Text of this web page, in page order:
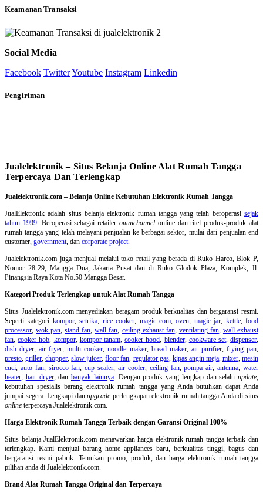
Keamanan Transaksi
Social Media
Facebook TwitterYoutube Instagram Linkedin
Pengiriman
Jualelektronik – Situs Belanja Online Alat Rumah Tangga
Terpercaya Dan Terlengkap
Jualelektronik.com – Belanja Online Kebutuhan Elektronik Rumah Tangga
JualElektronik adalah situs belanja elektronik rumah tanggayang telah beroperasisejak
tahun 1999. Beroperasi sebagai retaileromnichannel online dan ritel produk-produk alat
rumah tangga yang telah melayani penjualan ke berbagai sektor, mulai dari penjualan end
customer, government, dan corporate project.
Jualelektronik.com juga menjual melalui toko retail yang berada di Ruko Harco, Blok P,
Nomor 28-29, Mangga Dua, Jakarta Pusat dan di Ruko Glodok Plaza, Komplek, Jl.
Pinangsia Raya Kota No.50 Mangga Besar.
Kategori Produk Terlengkap untuk Alat Rumah Tangga
Situs Jualelektronik.com menyediakan beragam produk berkualitas dan bergaransi resmi.
Seperti kategori kompor,setrika, rice cooker, magic com,oven, magic jar, kettle,food
processor,wok pan,stand fan,wall fan, ceiling exhaust fan, ventilating fan, wall exhaust
fan,cooker hob, kompor, kompor tanam,cooker hood, blender, cookware set,dispenser,
dish dryer,air fryer,multi cooker,noodle maker, bread maker, air purifier, frying pan,
presto,griller,chopper,slow juicer,floor fan, regulator gas, kipas angin meja, mixer,mesin
cuci, auto fan, sirocco fan,cup sealer,air cooler, ceiling fan,pompa air,antenna,water
heater, hair dryer, dan banyak lainnya. Dengan produk yang lengkap dan selalu update,
kebutuhan spesialis barang elektronik rumah tangga yang Anda butuhkan dapat Anda
jumpai segera. Lengkapi danupgrade perlengkapan elektronik rumah tangga Anda di situs
online terpercaya Jualelektronik.com.
Harga Elektronik Rumah Tangga Terbaik dengan Garansi Original 100%
Situs belanjaJualElektronik.com menawarkan harga elektronik rumah tangga terbaik dan
terlengkap. Kami menjual barang home appliances baru, berkualitas tinggi, bagus dan
bergaransi resmi pabrik. Temukan promo, produk, dan harga elektronik rumah tangga
pilihan anda di Jualelektronik.com.
Brand Alat Rumah Tangga Original dan Terpercaya